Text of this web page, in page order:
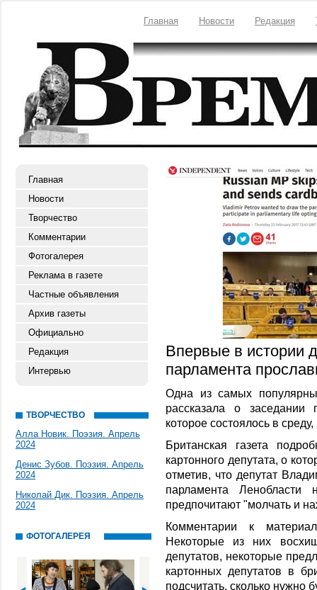
Главная Новости Редакция
Главная
Новости
Творчество
Комментарии
Фотогалерея
Реклама в газете
Частные объявления
Архив газеты
Официально
Редакция
Интервью
ТВОРЧЕСТВО
Алла Новик. Поэзия. Апрель
2024
Денис Зубов. Поэзия. Апрель
2024
Николай Дик. Поэзия. Апрель
2024
ФОТОГАЛЕРЕЯ
Впервые в истории
парламента
Одна из самых
рассказала о заседании
которое состоялось в
Британская газета
картонного депутата, о
отметив, что депутат
парламента
предпочитают "молчать и
Комментарии к
Некоторые из них
депутатов, некоторые
картонных депутатов в
подсчитать, сколько нужно